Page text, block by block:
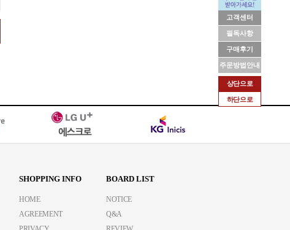
고객센터
필독사항
구매후기
주문방법안내
상단으로
하단으로
SHOPPING INFO
HOME
AGREEMENT
BOARD LIST
NOTICE
Q&A